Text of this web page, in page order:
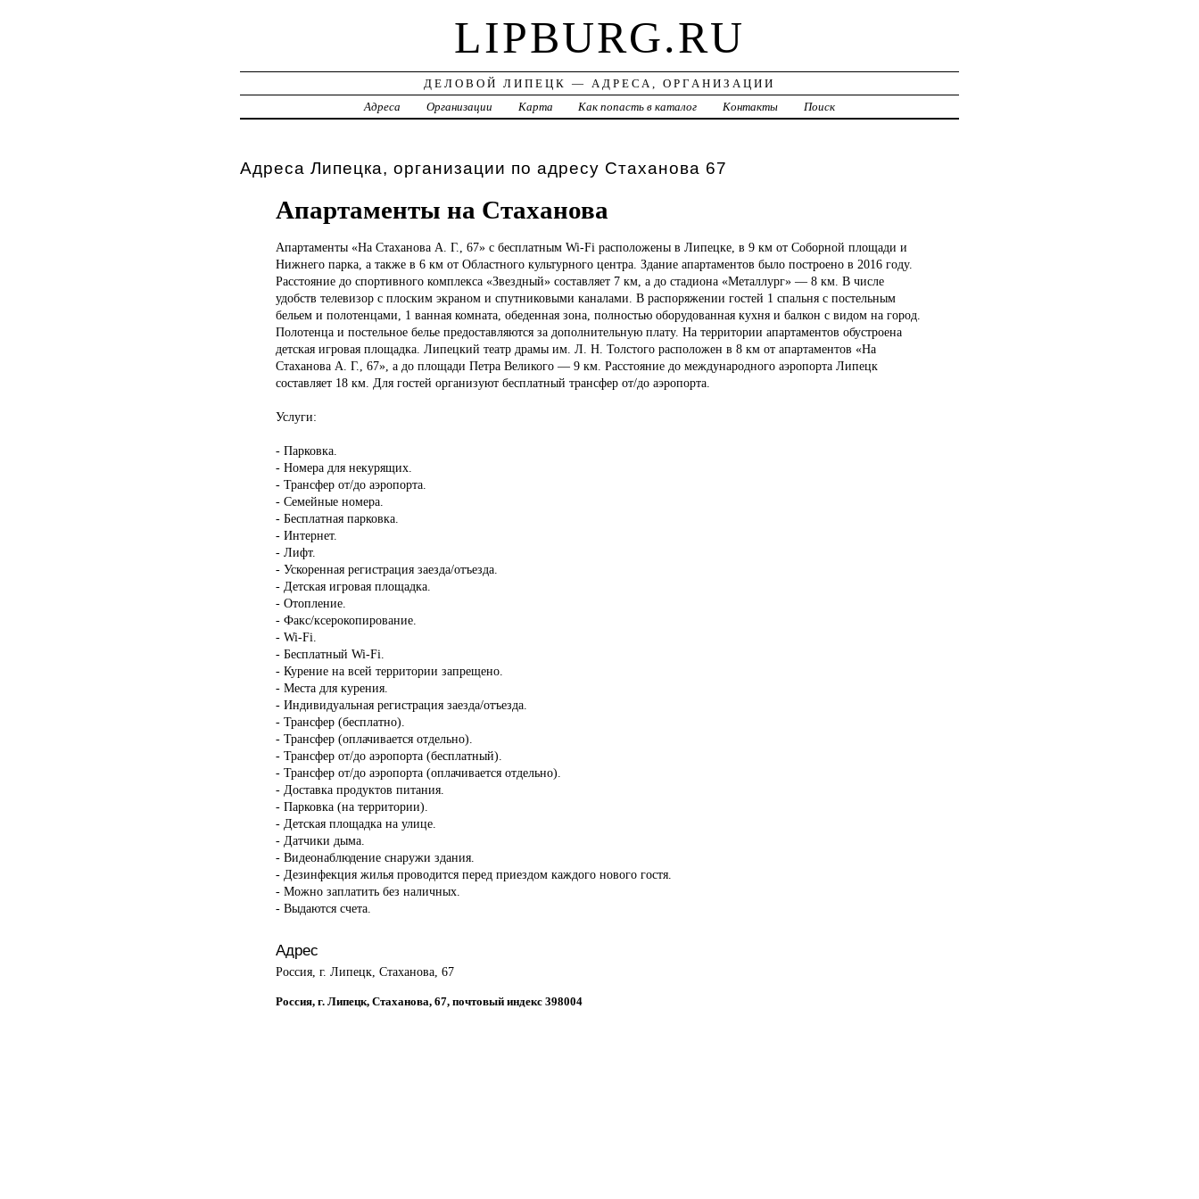
LIPBURG.RU
ДЕЛОВОЙ ЛИПЕЦК — АДРЕСА, ОРГАНИЗАЦИИ
Адреса
Организации Карта Как попасть в каталог Контакты Поиск
Адреса Липецка, организации по адресу Стаханова 67
Апартаменты на Стаханова
Апартаменты «На Стаханова А. Г., 67» с бесплатным Wi-Fi расположены в Липецке, в 9 км от Соборной площади и
Нижнего парка, а также в 6 км от Областного культурного центра. Здание апартаментов было построено в 2016 году.
Расстояние до спортивного комплекса «Звездный» составляет 7 км, а до стадиона «Металлург» — 8 км. В числе
удобств телевизор с плоским экраном и спутниковыми каналами. В распоряжении гостей 1 спальня с постельным
бельем и полотенцами, 1 ванная комната, обеденная зона, полностью оборудованная кухня и балкон с видом на город.
Полотенца и постельное белье предоставляются за дополнительную плату. На территории апартаментов обустроена
детская игровая площадка. Липецкий театр драмы им. Л. Н. Толстого расположен в 8 км от апартаментов «На
Стаханова А. Г., 67», а до площади Петра Великого — 9 км. Расстояние до международного аэропорта Липецк
составляет 18 км. Для гостей организуют бесплатный трансфер от/до аэропорта.
Услуги:
- Парковка.
- Номера для некурящих.
- Трансфер от/до аэропорта.
- Семейные номера.
- Бесплатная парковка.
- Интернет.
- Лифт.
- Ускоренная регистрация заезда/отъезда.
- Детская игровая площадка.
- Отопление.
- Факс/ксерокопирование.
- Wi-Fi.
- Бесплатный Wi-Fi.
- Курение на всей территории запрещено.
- Места для курения.
- Индивидуальная регистрация заезда/отъезда.
- Трансфер (бесплатно).
- Трансфер (оплачивается отдельно).
- Трансфер от/до аэропорта (бесплатный).
- Трансфер от/до аэропорта (оплачивается отдельно).
- Доставка продуктов питания.
- Парковка (на территории).
- Детская площадка на улице.
- Датчики дыма.
- Видеонаблюдение снаружи здания.
- Дезинфекция жилья проводится перед приездом каждого нового гостя.
- Можно заплатить без наличных.
- Выдаются счета.
Адрес
Россия, г. Липецк, Стаханова, 67
Россия, г. Липецк, Стаханова, 67, почтовый индекс 398004